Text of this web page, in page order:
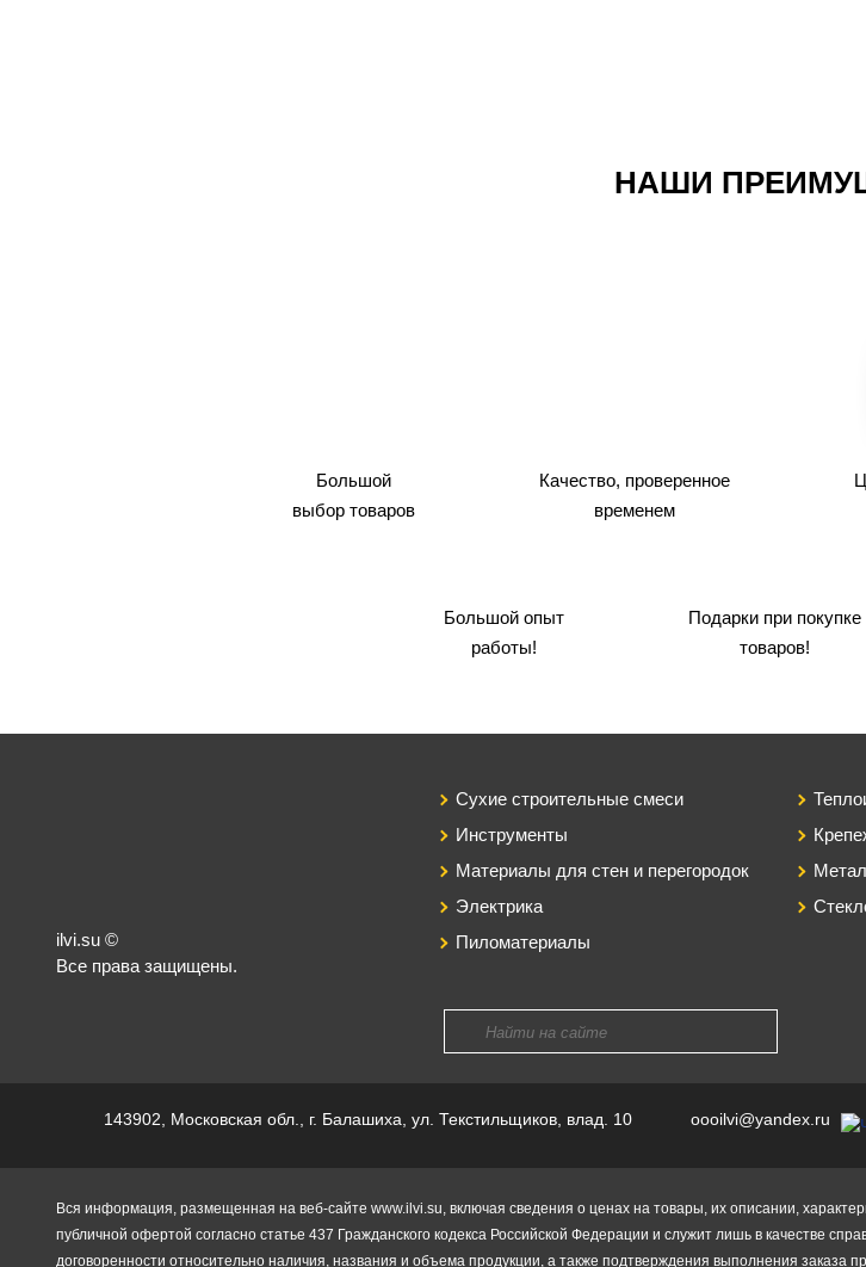
НАШИ
Большой
выбор товаров
Качество, проверенное
временем
Большой опыт
работы!
Подарки при покупке
товаров!
ilvi.su ©
Все права защищены.
Сухие строительные смеси
Инструменты
Материалы для стен и перегородок
Электрика
Пиломатериалы
143902, Московская обл., г. Балашиха, ул. Текстильщиков, влад. 10 oooilvi@yandex.ru
Вся информация, размещенная на веб-сайте www.ilvi.su, включая сведения о ценах на товары, их описании,
публичной офертой согласно статье 437 Гражданского кодекса Российской Федерации и служит лишь в качестве
договоренности относительно наличия, названия и объема продукции, а также подтверждения выполнения заказа